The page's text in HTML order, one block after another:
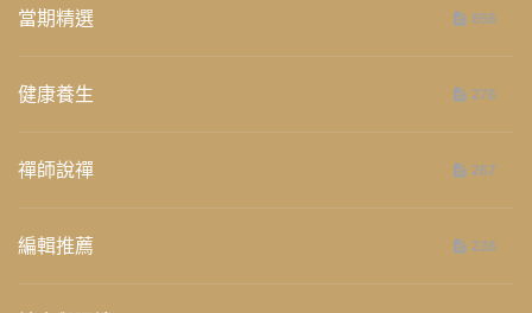
當期精選 658
健康養生 276
禪師說禪 267
編輯推薦 236